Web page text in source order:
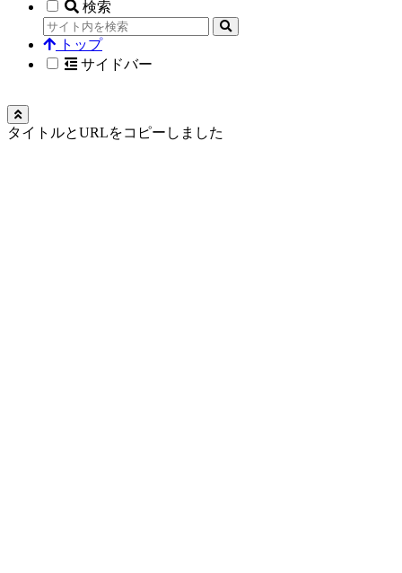
検索
トップ
サイドバー
タイトルとURLをコピーしました